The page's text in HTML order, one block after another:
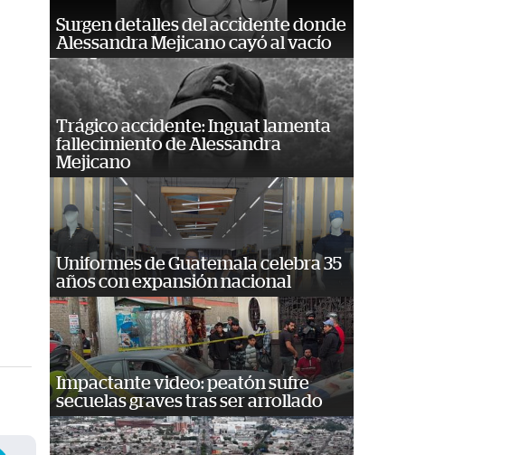
Surgen detalles del accidente donde
Alessandra Mejicano cayó al vacío
Trágico accidente: Inguat lamenta
fallecimiento de Alessandra
Mejicano
Uniformes de Guatemala celebra 35
años con expansión nacional
Impactante video: peatón sufre
secuelas graves tras ser arrollado